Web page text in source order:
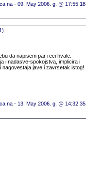
na - 09. May 2006. g. @ 17:55:18
da napisem par reci hvale.
i nadasve-spokojstva, implicira i
nagovestaja jave i zavrsetak istog!
na - 13. May 2006. g. @ 14:32:35